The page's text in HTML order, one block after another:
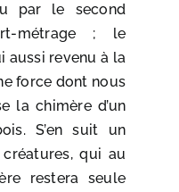
par le second
métrage ; le
aussi revenu à la
force dont nous
la chimère d’un
S’en suit un
qui au
restera seule